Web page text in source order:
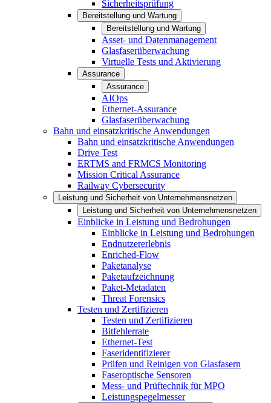
Sicherheitsprüfung
Bereitstellung und Wartung
Bereitstellung und Wartung
Asset- und Datenmanagement
Glasfaserüberwachung
Virtuelle Tests und Aktivierung
Assurance
Assurance
AIOps
Ethernet-Assurance
Glasfaserüberwachung
Bahn und einsatzkritische Anwendungen
Bahn und einsatzkritische Anwendungen
Drive Test
ERTMS and FRMCS Monitoring
Mission Critical Assurance
Railway Cybersecurity
Leistung und Sicherheit von Unternehmensnetzen
Leistung und Sicherheit von Unternehmensnetzen
Einblicke in Leistung und Bedrohungen
Einblicke in Leistung und Bedrohungen
Endnutzererlebnis
Enriched-Flow
Paketanalyse
Paketaufzeichnung
Paket-Metadaten
Threat Forensics
Testen und Zertifizieren
Testen und Zertifizieren
Bitfehlerrate
Ethernet-Test
Faseridentifizierer
Prüfen und Reinigen von Glasfasern
Faseroptische Sensoren
Mess- und Prüftechnik für MPO
Leistungspegelmesser